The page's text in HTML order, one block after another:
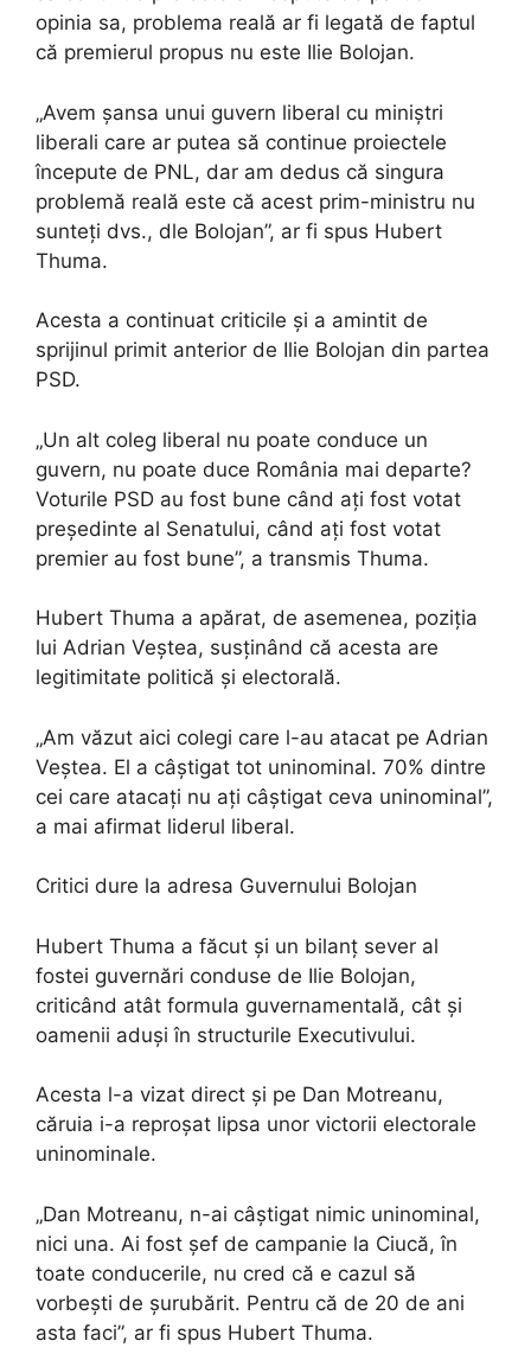
opinia sa, problema reală ar fi legată de faptul
că premierul propus nu este Ilie Bolojan.
„Avem șansa unui guvern liberal cu miniștri
liberali care ar putea să continue proiectele
începute de PNL, dar am dedus că singura
problemă reală este că acest prim-ministru nu
sunteți dvs., dle Bolojan”, ar fi spus Hubert
Thuma.
Acesta a continuat criticile și a amintit de
sprijinul primit anterior de Ilie Bolojan din partea
PSD.
„Un alt coleg liberal nu poate conduce un
guvern, nu poate duce România mai departe?
Voturile PSD au fost bune când ați fost votat
președinte al Senatului, când ați fost votat
premier au fost bune”, a transmis Thuma.
Hubert Thuma a apărat, de asemenea, poziția
lui Adrian Veștea, susținând că acesta are
legitimitate politică și electorală.
„Am văzut aici colegi care l-au atacat pe Adrian
Veștea. El a câștigat tot uninominal. 70% dintre
cei care atacați nu ați câștigat ceva uninominal”,
a mai afirmat liderul liberal.
Critici dure la adresa Guvernului Bolojan
Hubert Thuma a făcut și un bilanț sever al
fostei guvernări conduse de Ilie Bolojan,
criticând atât formula guvernamentală, cât și
oamenii aduși în structurile Executivului.
Acesta l-a vizat direct și pe Dan Motreanu,
căruia i-a reproșat lipsa unor victorii electorale
uninominale.
„Dan Motreanu, n-ai câștigat nimic uninominal,
nici una. Ai fost șef de campanie la Ciucă, în
toate conducerile, nu cred că e cazul să
vorbești de șurubărit. Pentru că de 20 de ani
asta faci”, ar fi spus Hubert Thuma.